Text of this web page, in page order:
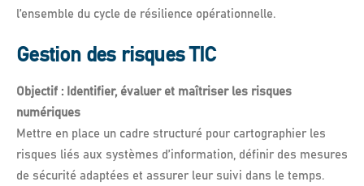
l’ensemble du cycle de résilience opérationnelle.
Gestion des risques TIC
Objectif : Identifier, évaluer et maîtriser les risques
numériques
Mettre en place un cadre structuré pour cartographier les
risques liés aux systèmes d’information, définir des mesures
de sécurité adaptées et assurer leur suivi dans le temps.